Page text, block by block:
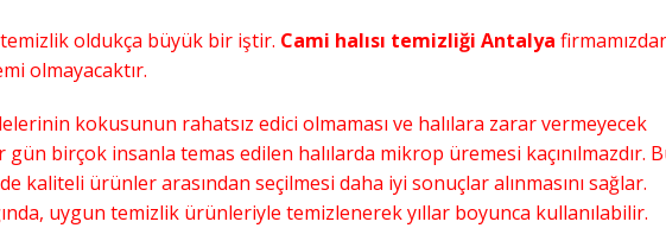
oldukça büyük bir iştir. Cami halısı temizliği Antalya
olmayacaktır.
kokusunun rahatsız edici olmaması ve halılara zarar vermeyecek
birçok insanla temas edilen halılarda mikrop üremesi kaçınılmazdır.
kaliteli ürünler arasından seçilmesi daha iyi sonuçlar alınmasını sağlar.
uygun temizlik ürünleriyle temizlenerek yıllar boyunca kullanılabilir.